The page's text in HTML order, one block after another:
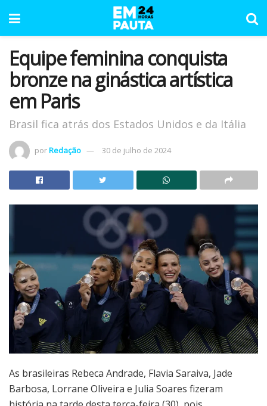
Equipe feminina conquista
bronze na ginástica artística
em Paris
Brasil fica atrás dos Estados Unidos e da Itália
porRedação 30 de julho de 2024
As brasileiras Rebeca Andrade, Flavia Saraiva, Jade
Barbosa, Lorrane Oliveira e Julia Soares fizeram